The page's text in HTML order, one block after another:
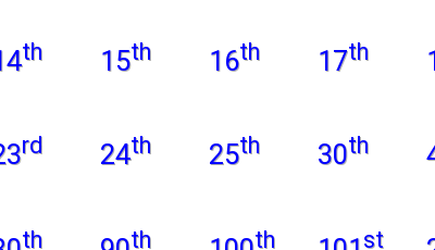
th 15th 16th 17th
rd 24th 25th 30th
th th th st